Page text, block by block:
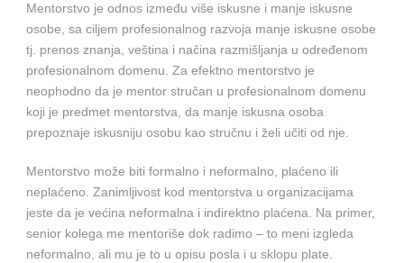
Mentorstvo je odnos između više iskusne i manje iskusne
osobe, sa ciljem profesionalnog razvoja manje iskusne osobe
tj. prenos znanja, veština i načina razmišljanja u određenom
profesionalnom domenu. Za efektno mentorstvo je
neophodno da je mentor stručan u profesionalnom domenu
koji je predmet mentorstva, da manje iskusna osoba
prepoznaje iskusniju osobu kao stručnu i želi učiti od nje.
Mentorstvo može biti formalno i neformalno, plaćeno ili
neplaćeno. Zanimljivost kod mentorstva u organizacijama
jeste da je većina neformalna i indirektno plaćena. Na primer,
senior kolega me mentoriše dok radimo – to meni izgleda
neformalno, ali mu je to u opisu posla i u sklopu plate.